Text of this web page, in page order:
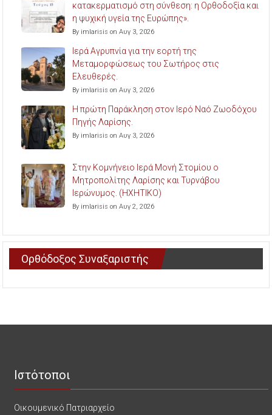
κατακερματισμό στη σύνθεση: η Ορθοδοξία και
η ψυχική υγεία της Ευρώπης».
By imlarisis on Αυγ 3, 2026
Ιερά Αγρυπνία για την εορτή της
Μεταμορφώσεως του Σωτήρος στις
Ελευθερές.
By imlarisis on Αυγ 3, 2026
Η πρώτη Παράκληση στον Ιερό Ναό Ζωοδόχου
Πηγής Λαρίσης.
By imlarisis on Αυγ 3, 2026
Στην Κομνήνειο Ιερά Μονή Στομίου ο
Μητροπολίτης Λαρίσης και Τυρνάβου
Ιερώνυμος. (ΗΧΗΤΙΚΟ)
By imlarisis on Αυγ 2, 2026
Ορθόδοξος Συναξαριστής
Ιστότοποι
Οικουμενικό Πατριαρχείο